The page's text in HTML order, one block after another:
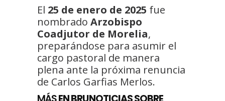
El 25 de enero de 2025 fue
nombrado Arzobispo
Coadjutor de Morelia,
preparándose para asumir el
cargo pastoral de manera
plena ante la próxima renuncia
de Carlos Garfias Merlos.